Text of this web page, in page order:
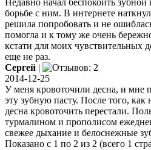
Недавно начал беспокоить
борьбе с ним. В интернете
решила попробовать и не
помогла и к тому же очень
кстати для моих чувствительных
еще не раз.
Сергей |
2014-12-25
У меня кровоточили десна, и мне
эту зубную пасту. После того, как
десна кровоточить перестали.
турмалином и прополисом
свежее дыхание и белоснежные
Показано с 1 по 2 из 2 (всего 1